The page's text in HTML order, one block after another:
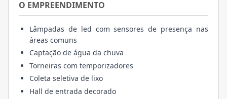
O EMPREENDIMENTO
Lâmpadas de led com sensores de presença nas
áreas comuns
Captação de água da chuva
Torneiras com temporizadores
Coleta seletiva de lixo
Hall de entrada decorado